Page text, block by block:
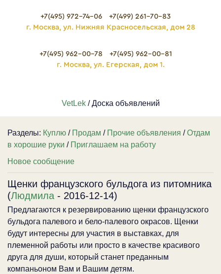
+7(495) 972-74-06
+7(499) 261-70-83
г. Москва, ул. Нижняя Красносельская, дом 28
+7(495) 962-00-78
+7(495) 962-00-81
г. Москва, ул. Егерская, дом 1.
VetLek/ Доска объявлений
Разделы: Куплю / Продам / Прочие объявления /Отдам
в хорошие руки / Приглашаем на работу
Новое сообщение
Щенки французского бульдога из питомника
(Людмила - 2016-12-14)
Предлагаются к резервированию щенки французского
бульдога палевого и бело-палевого окрасов. Щенки
будут интересны для участия в выставках, для
племенной работы или просто в качестве красивого
друга для души, который станет преданным
компаньоном Вам и Вашим детям.